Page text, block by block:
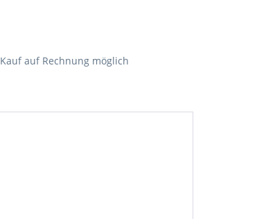
Kauf auf Rechnung möglich